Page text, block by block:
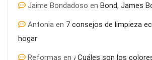
Jaime Bondadoso en Bond, James
Antonia en 7 consejos de limpieza
hogar
Reformas en ¿Cuáles son los